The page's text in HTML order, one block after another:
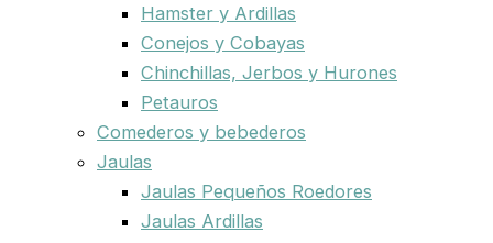
Hamster y Ardillas
Conejos y Cobayas
Chinchillas, Jerbos y Hurones
Petauros
Comederos y bebederos
Jaulas
Jaulas Pequeños Roedores
Jaulas Ardillas